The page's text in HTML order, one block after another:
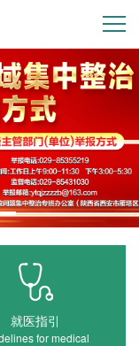
就医指引
for medical